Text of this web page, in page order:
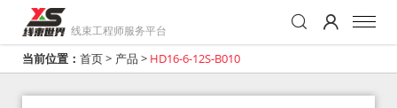
线束工程师服务平台
当前位置： 首页> 产品 > HD16-6-12S-B010